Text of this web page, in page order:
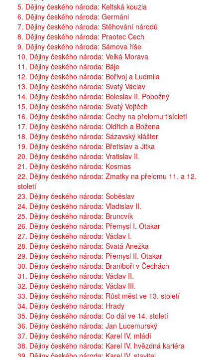
5. Dějiny českého národa: Keltská kouzla
6. Dějiny českého národa: Germáni
7. Dějiny českého národa: Stěhování národů
8. Dějiny českého národa: Praotec Čech
9. Dějiny českého národa: Sámova říše
10. Dějiny českého národa: Velká Morava
11. Dějiny českého národa: Báje
12. Dějiny českého národa: Bořivoj a Ludmila
13. Dějiny českého národa: Svatý Václav
14. Dějiny českého národa: Boleslav II. Pobožný
15. Dějiny českého národa: Svatý Vojtěch
16. Dějiny českého národa: Čechy na přelomu tisícletí
17. Dějiny českého národa: Oldřich a Božena
18. Dějiny českého národa: Sázavský klášter
19. Dějiny českého národa: Břetislav a Jitka
20. Dějiny českého národa: Vratislav II.
21. Dějiny českého národa: Kosmas
22. Dějiny českého národa: Zmatky na přelomu 11. a 12.
století
23. Dějiny českého národa: Soběslav
24. Dějiny českého národa: Vladislav II.
25. Dějiny českého národa: Bruncvík
26. Dějiny českého národa: Přemysl I. Otakar
27. Dějiny českého národa: Václav I.
28. Dějiny českého národa: Svatá Anežka
29. Dějiny českého národa: Přemysl II. Otakar
30. Dějiny českého národa: Braniboři v Čechách
31. Dějiny českého národa: Václav II.
32. Dějiny českého národa: Václav III.
33. Dějiny českého národa: Růst měst ve 13. století
34. Dějiny českého národa: Hrady
35. Dějiny českého národa: Co dál ve 14. století
36. Dějiny českého národa: Jan Lucemurský
37. Dějiny českého národa: Karel IV. mládí
38. Dějiny českého národa: Karel IV. hvězdná kariéra